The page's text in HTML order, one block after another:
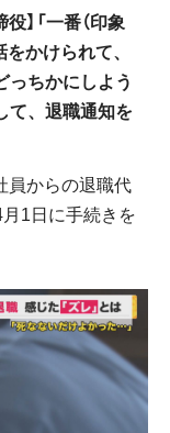
】「一番（印象
かけられて、
っちかにしよう
て、退職通知を
員からの退職代
1日に手続きを